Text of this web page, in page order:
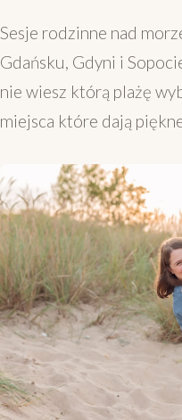
Sesje rodzinne nad
Gdańsku, Gdyni i
nie wiesz którą plażę
miejsca które dają